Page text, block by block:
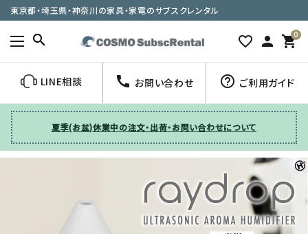
東京都・埼玉県・神奈川の家具・家電のサブスクレンタル
search favorite_border person 0
shopping_cart
LINE相談 call お問い合わせ help_outline ご利用ガイド
夏季(お盆)休業中の注文・出荷・お問い合わせについて